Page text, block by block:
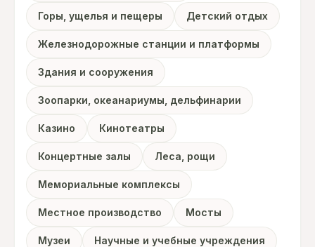
Горы, ущелья и пещеры Детский отдых
Железнодорожные станции и платформы
Здания и сооружения
Зоопарки, океанариумы, дельфинарии
Казино Кинотеатры
Концертные залы Леса, рощи
Мемориальные комплексы
Местное производство Мосты
Музеи Научные и учебные учреждения